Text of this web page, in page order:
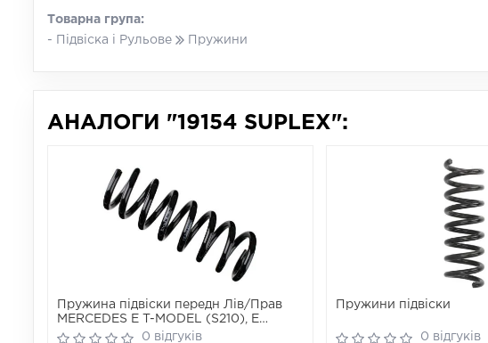
Товарна група:
- Підвіска і Рульове
Пружини
АНАЛОГИ "19154 SUPLEX":
Пружина підвіски передн Лів/Прав
MERCEDES E T-MODEL (S210), E
(W210) 2.0-4.3 06.95-03.03
0 відгуків
Пружини підвіски
0 відгуків